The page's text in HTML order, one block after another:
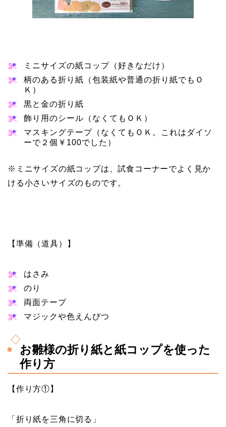
ミニサイズの紙コップ（好きなだけ）
柄のある折り紙（包装紙や普通の折り紙でもＯ
Ｋ）
黒と金の折り紙
飾り用のシール（なくてもＯＫ）
マスキングテープ（なくてもＯＫ。これはダイソ
ーで２個￥100でした）
※ミニサイズの紙コップは、試食コーナーでよく見か
ける小さいサイズのものです。
【準備（道具）】
はさみ
のり
両面テープ
マジックや色えんぴつ
お雛様の折り紙と紙コップを使った
作り方
【作り方①】
「折り紙を三角に切る」